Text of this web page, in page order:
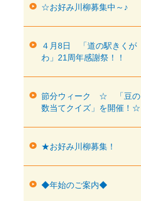
☆お好み川柳募集中～♪
４月8日 「道の駅きくが
わ」21周年感謝祭！！
節分ウィーク ☆ 「豆の
数当てクイズ」を開催！☆
★お好み川柳募集！
◆年始のご案内◆